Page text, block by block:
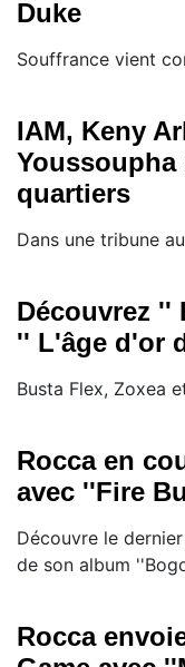
Duke
Souffrance vient
IAM, Keny
quartiers
Dans une tribune
Découvrez ''
'' L'âge d'or
Busta Flex, Zoxea
Rocca en
avec ''Fire
Découvre le
de son album
Rocca